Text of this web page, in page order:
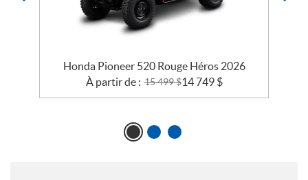
Honda Pioneer 520 Rouge Héros 2026
À partir de : 15 499$14 749 $